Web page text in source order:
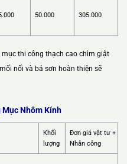
50.000 305.000
thi công thạch cao chìm giật
nối và bả sơn hoàn thiện sẽ
Mục Nhôm Kính
Khối
lượng
Đơn giá vật tư +
Nhân công